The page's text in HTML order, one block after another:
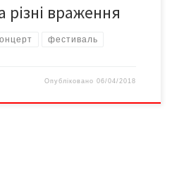
різні враження
фестиваль
Опубліковано06/04/2018